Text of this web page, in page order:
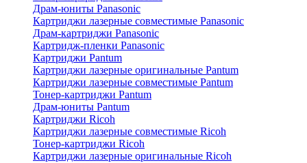
Драм-юниты Panasonic
Картриджи лазерные совместимые Panasonic
Драм-картриджи Panasonic
Картридж-пленки Panasonic
Картриджи Pantum
Картриджи лазерные оригинальные Pantum
Картриджи лазерные совместимые Pantum
Тонер-картриджи Pantum
Драм-юниты Pantum
Картриджи Ricoh
Картриджи лазерные совместимые Ricoh
Тонер-картриджи Ricoh
Картриджи лазерные оригинальные Ricoh